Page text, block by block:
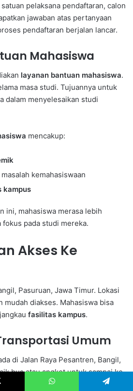
pelaksana pendaftaran, calon
jawaban atas pertanyaan
pendaftaran berjalan lancar.
Mahasiswa
layanan bantuan mahasiswa.
masa studi. Tujuannya untuk
dalam menyelesaikan studi
mencakup:
kemahasiswaan
kampus
ini, mahasiswa merasa lebih
pada studi mereka.
Akses Ke
Pasuruan, Jawa Timur. Lokasi
mudah diakses. Mahasiswa bisa
fasilitas kampus.
Umum
di Jalan Raya Pesantren, Bangil,
bus atau angkot untuk sampai ke
mahasiswa memilih transportasi